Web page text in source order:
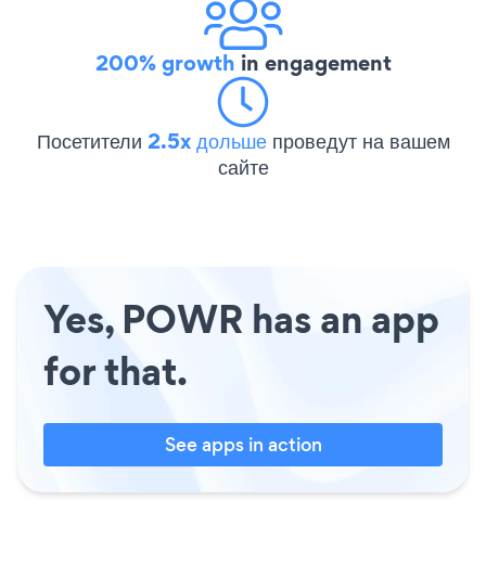
200% growth in engagement
Посетители 2.5x дольше проведут на вашем
сайте
Yes, POWR has an app
for that.
See apps in action